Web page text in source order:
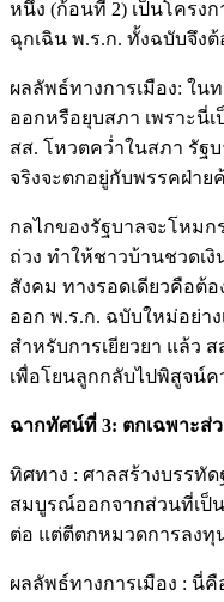
หนึ่ง (ก้อนที่ 2) เป็นโครง
ฉุกเฉิน พ.ร.ก. ทั้งฉบับจึงต้
ผลลัพธ์ทางการเมือง: ใน
ออกหรือยุบสภา เพราะนี่
สส. โหวตคว่ำในสภา รัฐ
จริงจะตกอยู่กับพรรคฝ่าย
กลไกของรัฐบาลจะโหม
ถ่วง ทำให้ชาวบ้านชวดเงิ
สังคม ทางรอดเดียวคือต้
ออก พ.ร.ก. ฉบับใหม่อย่า
สำหรับการเยียวยา แล้ว
เพื่อโยนลูกกลับไปพิสูจน์ค
ฉากทัศน์ที่ 3: ตกเฉพาะส่
ทิศทาง : ศาลสร้างบรรทั
สมบูรณ์ออกจากส่วนที่เป็น
ต่อ แต่ตีตกหมวดการลงทุ
ผลลัพธ์ทางการเมือง : นี่